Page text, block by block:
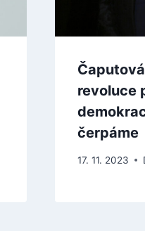
revoluce
čerpáme
17. 11. 2023